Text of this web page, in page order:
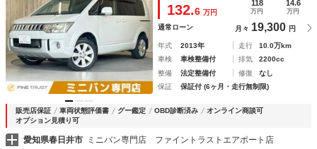
８人乗り
132.6 万円
118
万円
14.6
万円
通常ローン 月々 19,300 円
年式 2013年 走行
10.0万km
車検
車検整備付 排気
2200cc
整備
法定整備付 修復
なし
保証
保証付 (6ヶ月・走行無制限)
販売店保証 車両状態評価書 グー鑑定 OBD診断済み
オンライン商談可
オプション見積り可
愛知県春日井市 ミニバン専門店 ファイントラストエアポート店